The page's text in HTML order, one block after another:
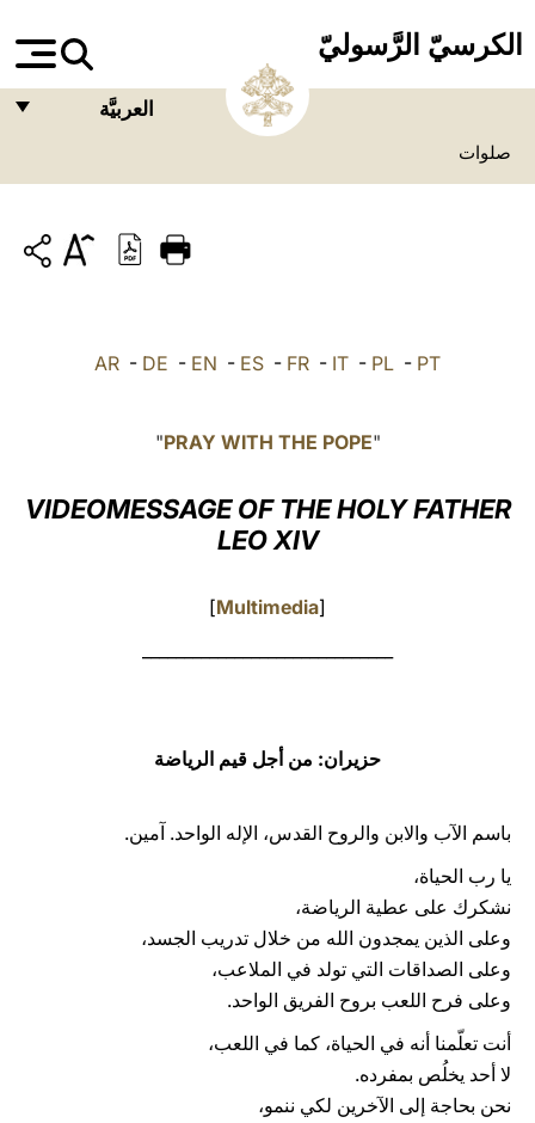
الكرسيّ الرَّسوليّ
العربيَّة
ITALIANO
صلوات
AR - DE - EN - ES - FR - IT - PL - PT
"PRAY WITH THE POPE"
VIDEOMESSAGE OF THE HOLY FATHER
LEO XIV
[Multimedia]
حزيران: من أجل قيم الرياضة
باسم الآب والابن والروح القدس، الإله الواحد. آمين.
يا رب الحياة،
نشكرك على عطية الرياضة،
وعلى الذين يمجدون الله من خلال تدريب الجسد،
وعلى الصداقات التي تولد في الملاعب،
وعلى فرح اللعب بروح الفريق الواحد.
أنت تعلّمنا أنه في الحياة، كما في اللعب،
لا أحد يخلُص بمفرده.
نحن بحاجة إلى الآخرين لكي ننمو،